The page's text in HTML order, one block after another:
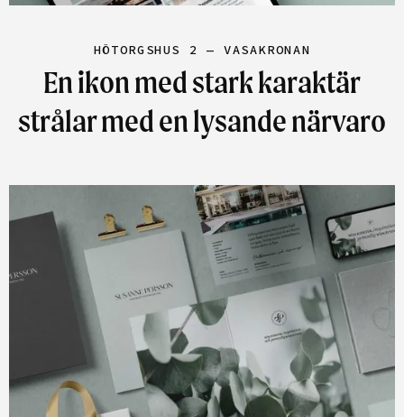
HÖTORGSHUS 2 — VASAKRONAN
En ikon med stark karaktär
strålar med en lysande närvaro